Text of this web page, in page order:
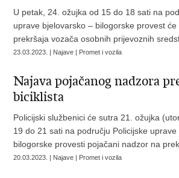
U petak, 24. ožujka od 15 do 18 sati na
uprave bjelovarsko – bilogorske provest
prekršaja vozača osobnih prijevoznih
23.03.2023. | Najave | Promet i vozila
Najava pojačanog nadzora
biciklista
Policijski službenici će sutra 21. ožujka
19 do 21 sati na području Policijske uprave
bilogorske provesti pojačani nadzor na
20.03.2023. | Najave | Promet i vozila